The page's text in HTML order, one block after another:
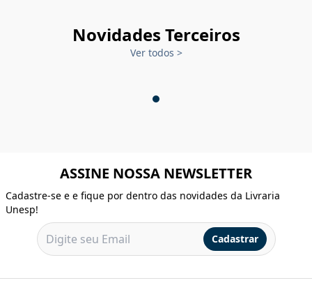
Novidades Terceiros
Ver todos >
ASSINE NOSSA NEWSLETTER
Cadastre-se e e fique por dentro das novidades da Livraria
Unesp!
Cadastrar